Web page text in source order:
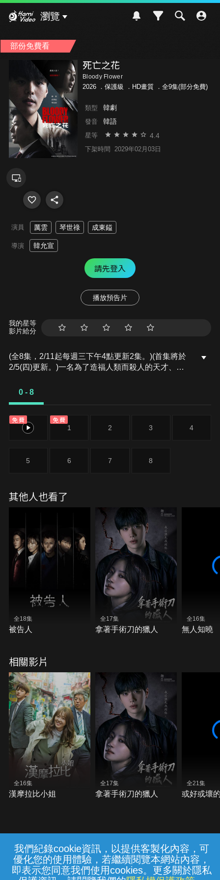
我們紀錄cookie資訊，以提供客製化內容，可
優化您的使用體驗，若繼續閱覽本網站內容，
即表示您同意我們使用cookies。更多關於隱私
瀏覽
部份免費看
死亡之花
Bloody Flower
2026 ． 保護級 ．HD畫質 ．全9集(部分免費)
類型 韓劇
發音 韓語
星等 4.4
下架時間 2029年02月03日
演員 厲雲 琴世祿 成東鎰
導演 韓允宣
請先登入
播放預告片
我的星等
影片給分
(全8集，2/11起每週三下午4點更新2集。)(首集將於
2/5(四)更新。)一名為了造福人類而殺人的天才、為
官，三人各懷目的，最終誰能得到自己想要的結果？
0 - 8
免費
0
免費
1 2 3 4
5 6 7 8
其他人也看了
全18集
被告人
全17集
拿著手術刀的獵人
全16集
無人知曉
相關影片
全16集
漢摩拉比小姐
全17集
拿著手術刀的獵人
全21集
或好或壞
常見問題 線上客服 服務條款 隱私權保護
{{notifyMsg}}